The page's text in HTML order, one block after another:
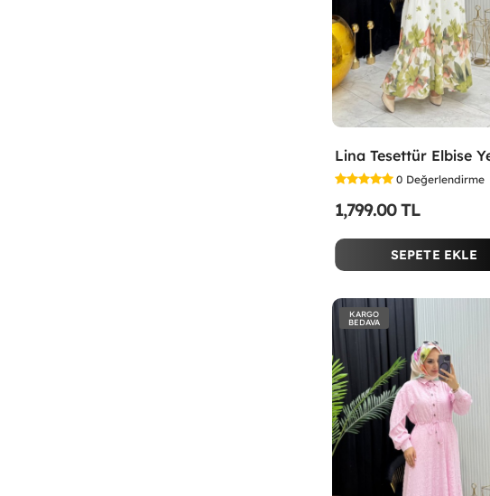
0 Değerlendirme
1,799.00 TL
SEPETE EKLE
KARGO
BEDAVA